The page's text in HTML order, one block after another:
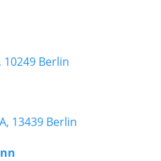
10249 Berlin
13439 Berlin